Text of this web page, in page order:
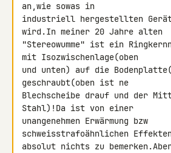
an,wie sowas in
industriell hergestellten
wird.In meiner 20 Jahre alten
"Stereowumme" ist ein
mit Isozwischenlage(oben
und unten) auf die
geschraubt(oben ist ne
Blechscheibe drauf und der
Stahl)!Da ist von einer
unangenehmen Erwärmung bzw
schweisstrafoähnlichen
absolut nichts zu